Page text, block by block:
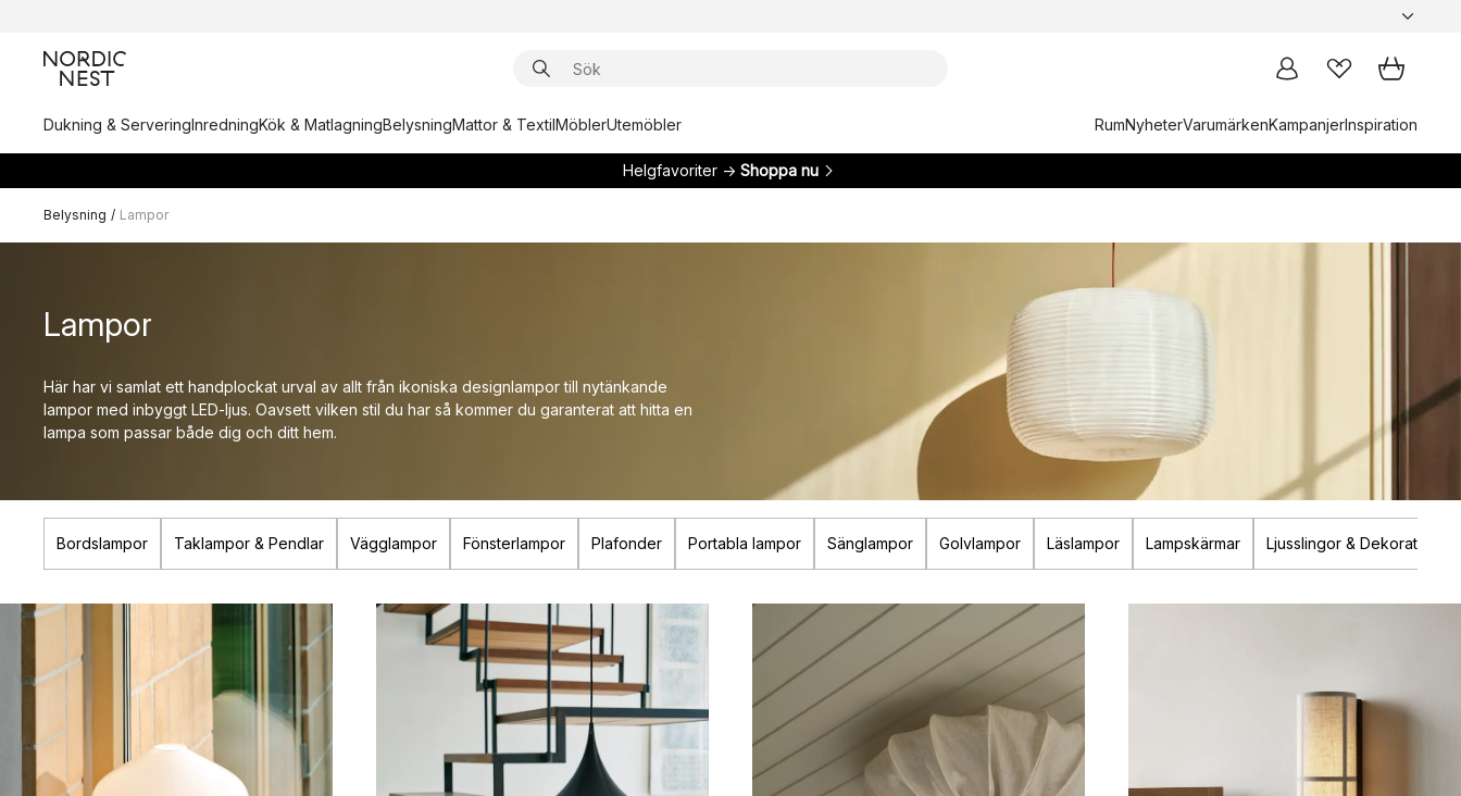
Dukning & ServeringInredningKök & MatlagningBelysningMattor & TextilMöblerUtemöbler RumNyheterVarumärkenKampanjerInspiration
Helgfavoriter → Shoppa nu
Belysning / Lampor
Lampor
Här har vi samlat ett handplockat urval av allt från ikoniska designlampor till nytänkande
lampor med inbyggt LED-ljus. Oavsett vilken stil du har så kommer du garanterat att hitta en
lampa som passar både dig och ditt hem.
Bordslampor Taklampor & Pendlar Vägglampor Fönsterlampor Plafonder Portabla lampor Sänglampor Golvlampor Läslampor Lampskärmar Ljusslingor &